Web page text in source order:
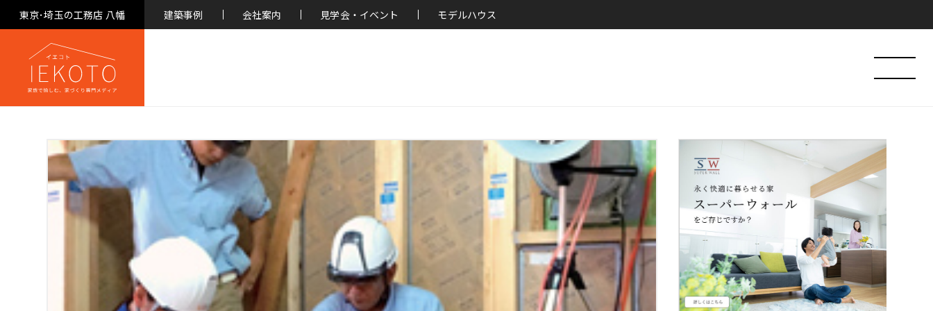
東京･埼玉の工務店 八幡 建築事例 会社案内 見学会・イベント モデルハウス